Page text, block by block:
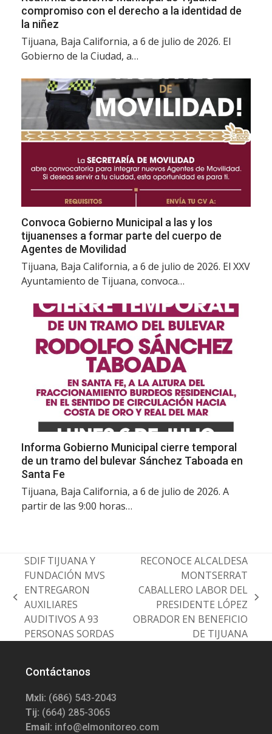
compromiso con el derecho a la identidad de
la niñez
Tijuana, Baja California, a 6 de julio de 2026. El
Gobierno de la Ciudad, a…
Convoca Gobierno Municipal a las y los
tijuanenses a formar parte del cuerpo de
Agentes de Movilidad
Tijuana, Baja California, a 6 de julio de 2026. El XXV
Ayuntamiento de Tijuana, convoca…
Informa Gobierno Municipal cierre temporal
de un tramo del bulevar Sánchez Taboada en
Santa Fe
Tijuana, Baja California, a 6 de julio de 2026. A
partir de las 9:00 horas…
previous
post:
SDIF TIJUANA Y
FUNDACIÓN MVS
ENTREGARON
AUXILIARES
AUDITIVOS A 93
PERSONAS SORDAS
post:
RECONOCE ALCALDESA
MONTSERRAT
CABALLERO LABOR DEL
PRESIDENTE LÓPEZ
OBRADOR EN BENEFICIO
DE TIJUANA
Contáctanos
Mxli: (686) 543-2043
Tij: (664) 285-3065
Email: info@elmonitoreo.com